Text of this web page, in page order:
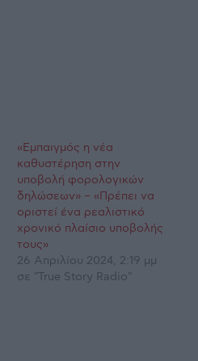
«Εμπαιγμός η νέα
καθυστέρηση στην
υποβολή φορολογικών
δηλώσεων» – «Πρέπει να
οριστεί ένα ρεαλιστικό
χρονικό πλαίσιο υποβολής
τους»
26 Απριλίου 2024, 2:19 μμ
σε "True Story Radio"